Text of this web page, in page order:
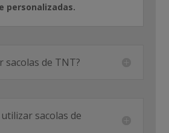
personalizadas.
sacolas de TNT?
sacolas de